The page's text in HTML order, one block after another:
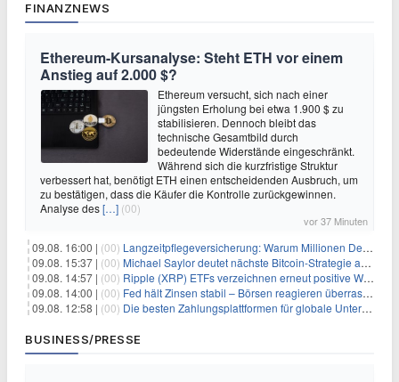
FINANZNEWS
Ethereum-Kursanalyse: Steht ETH vor einem
Anstieg auf 2.000 $?
Ethereum versucht, sich nach einer
jüngsten Erholung bei etwa 1.900 $ zu
stabilisieren. Dennoch bleibt das
technische Gesamtbild durch
bedeutende Widerstände eingeschränkt.
Während sich die kurzfristige Struktur
verbessert hat, benötigt ETH einen entscheidenden Ausbruch, um
zu bestätigen, dass die Käufer die Kontrolle zurückgewinnen.
Analyse des[…] (00)
vor 37 Minuten
09.08. 16:00 | (00) Langzeitpflegeversicherung: Warum Millionen Deutsche sie übersehen – und das teuer wird
09.08. 15:37 | (00) Michael Saylor deutet nächste Bitcoin-Strategie an: Analysten erwarten weiteren Verkauf
09.08. 14:57 | (00) Ripple (XRP) ETFs verzeichnen erneut positive Woche, doch neue Bedenken tauchen auf
09.08. 14:00 | (00) Fed hält Zinsen stabil – Börsen reagieren überraschend volatil
09.08. 12:58 | (00) Die besten Zahlungsplattformen für globale Unternehmen im Jahr 2026
BUSINESS/PRESSE